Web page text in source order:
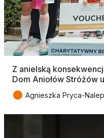
Z anielską
Dom Aniołów Stróżów
● Agnieszka Pryca-